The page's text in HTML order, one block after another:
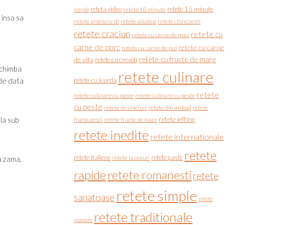
sa
data
sub
simple reteta video retete 10 minute retete 15 minute
retete ardelenesti retete asiatice retete chinezesti
retete craciun retete cu carne de miel retete cu
carne de porc retete cu carne de pui retete cu carne
de vita retete cu creveti retete cu fructe de mare
retete cu leurda retete culinare
retete culinare cu paste retete culinare cu peste retete
cu peste retete de craciun retete din ardeal retete
frantuzesti retete fructe de mare retete ieftine
retete inedite retete internationale
retete italiene retete la ceaun retete paste retete
rapideretete romanesti retete
sanatoase retete simple retete
spaniole retete traditionale